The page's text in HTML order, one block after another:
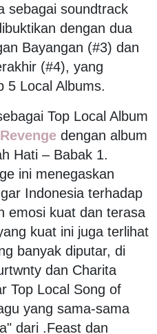
sebagai soundtrack
dengan dua
Bayangan (#3) dan
(#4), yang
5 Local Albums.
Top Local Album
dengan album
Hati – Babak 1.
ini menegaskan
Indonesia terhadap
emosi kuat dan terasa
kuat ini juga terlihat
banyak diputar, di
dan Charita
Top Local Song of
yang sama-sama
dari .Feast dan